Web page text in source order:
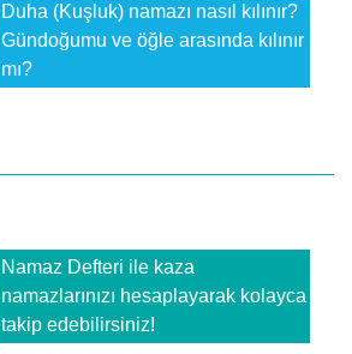
Duha (Kuşluk) namazı nasıl kılınır?
Gündoğumu ve öğle arasında kılınır
mı?
Namaz Defteri ile kaza
namazlarınızı hesaplayarak kolayca
takip edebilirsiniz!